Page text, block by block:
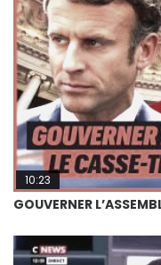
10:23
GOUVERNER